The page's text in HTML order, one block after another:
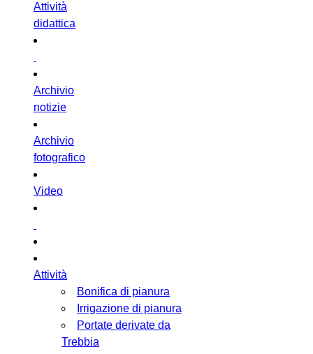
Attività
didattica
Archivio
notizie
Archivio
fotografico
Video
Attività
Bonifica di pianura
Irrigazione di pianura
Portate derivate da
Trebbia